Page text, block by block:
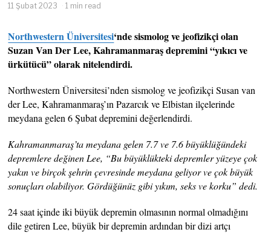
11 Şubat 2023 1 min read
Northwestern Üniversitesi‘nde sismolog ve jeofizikçi olan
Suzan Van Der Lee, Kahramanmaraş depremini “yıkıcı ve
ürkütücü” olarak nitelendirdi.
Northwestern Üniversitesi’nden sismolog ve jeofizikçi Susan van
der Lee, Kahramanmaraş’ın Pazarcık ve Elbistan ilçelerinde
meydana gelen 6 Şubat depremini değerlendirdi.
Kahramanmaraş’ta meydana gelen 7.7 ve 7.6 büyüklüğündeki
depremlere değinen Lee, “Bu büyüklükteki depremler yüzeye çok
yakın ve birçok şehrin çevresinde meydana geliyor ve çok büyük
sonuçları olabiliyor. Gördüğünüz gibi yıkım, seks ve korku” dedi.
24 saat içinde iki büyük depremin olmasının normal olmadığını
dile getiren Lee, büyük bir depremin ardından bir dizi artçı